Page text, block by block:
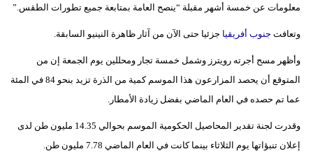
فيديو
معلومات عن خمسة أشهر مقبلة “ينصح العامة بمتابعة جميع تطورات الطقس.”
وتعافت جنوب أفريقيا جزئيا حتى الآن من آثار ظاهرة النينيو السابقة.
وأظهر مسح أجرته رويترز وشمل خمسة تجار ومحللين يوم الجمعة إن من
المتوقع أن يحصد المزارعون هذا الموسم كمية من الذرة تزيد بنحو 84 في المئة
عما تم حصده في العام الماضي بفضل زيادة الأمطار.
وقدرت لجنة تقدير المحاصيل الحكومية الموسم بحوالي 14.35 مليون طن لدى
إعلان تنبؤاتها يوم الثلاثاء بينما كانت في العام الماضي 7.78 مليون طن.